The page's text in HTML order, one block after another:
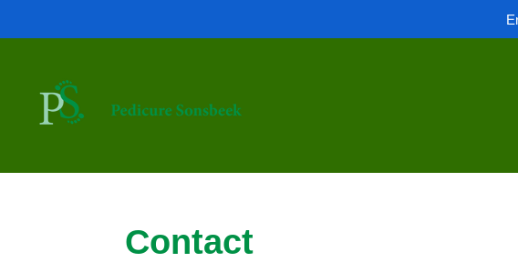
hoofdinhoud
Contact